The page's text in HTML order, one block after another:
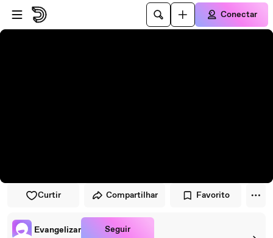
Pular para o player
Ir para o conteúdo principal
Conectar
Curtir Compartilhar Favorito
Evangelizar Seguir